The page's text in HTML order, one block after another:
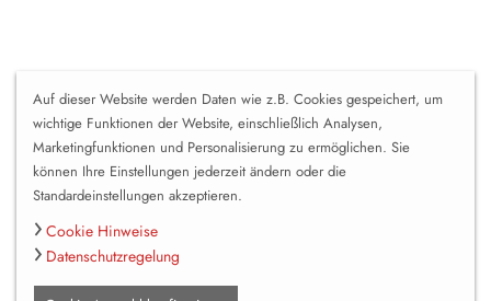
Auf dieser Website werden Daten wie z.B. Cookies gespeichert, um
wichtige Funktionen der Website, einschließlich Analysen,
Marketingfunktionen und Personalisierung zu ermöglichen. Sie
können Ihre Einstellungen jederzeit ändern oder die
Standardeinstellungen akzeptieren.
Cookie Hinweise
Datenschutzregelung